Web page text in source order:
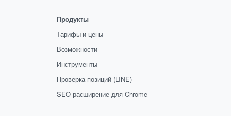
Продукты
Тарифы и цены
Возможности
Инструменты
Проверка позиций (LINE)
SEO расширение для Chrome